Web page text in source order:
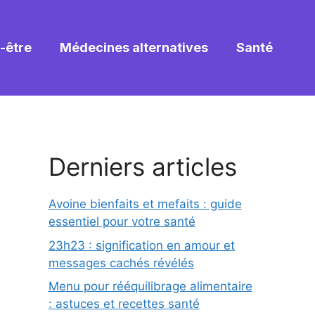
être Médecines alternatives Santé
Derniers articles
Avoine bienfaits et mefaits : guide
essentiel pour votre santé
23h23 : signification en amour et
messages cachés révélés
Menu pour rééquilibrage alimentaire
: astuces et recettes santé